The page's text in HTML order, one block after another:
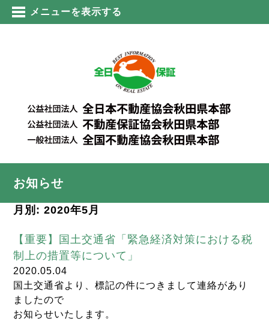
メニューを表示する
お知らせ
月別: 2020年5月
【重要】国土交通省「緊急経済対策における税
制上の措置等について」
2020.05.04
国土交通省より、標記の件につきまして連絡があり
ましたので
お知らせいたします。